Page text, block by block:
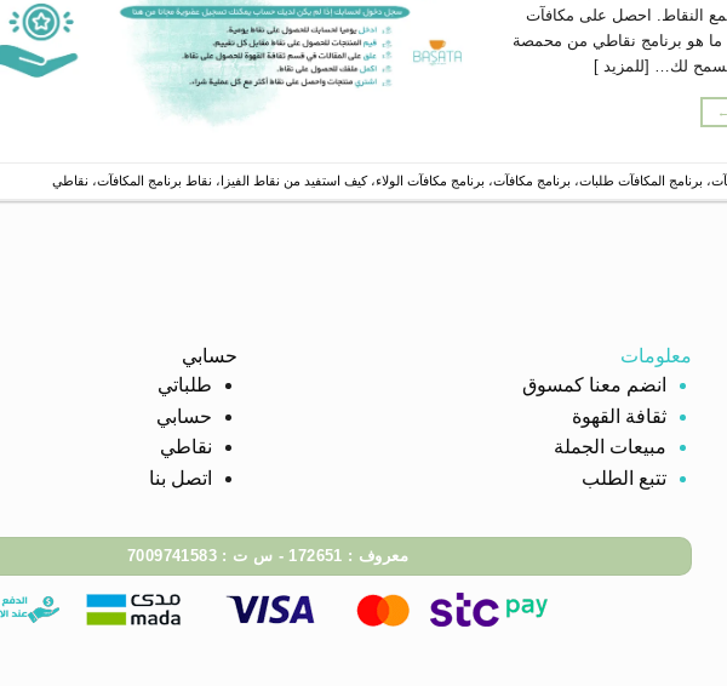
النقاط. احصل على مكافآت
ما هو برنامج نقاطي من محمصة
لك… [للمزيد ]
←
، برنامج المكافآت طلبات، برنامج مكافآت، برنامج مكافآت الولاء،كيف استفيد من نقاط الفيزا، نقاط برنامج المكافآت، نقاطي
معلومات
انضم معنا كمسوق
ثقافة القهوة
مبيعات الجملة
تتبع الطلب
حسابي
طلباتي
حسابي
نقاطي
اتصل بنا
معروف : 172651 - س ت : 7009741583